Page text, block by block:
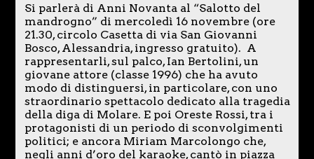
Si parlerà di Anni Novanta al “Salotto del
mandrogno” di mercoledì 16 novembre (ore
21.30, circolo Casetta di via San Giovanni
Bosco, Alessandria, ingresso gratuito). A
rappresentarli, sul palco, Ian Bertolini, un
giovane attore (classe 1996) che ha avuto
modo di distinguersi, in particolare, con uno
straordinario spettacolo dedicato alla tragedia
della diga di Molare. E poi Oreste Rossi, tra i
protagonisti di un periodo di sconvolgimenti
politici; e ancora Miriam Marcolongo che,
negli anni d’oro del karaoke, cantò in piazza